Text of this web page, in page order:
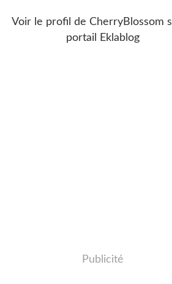
Voir le profil de CherryBlossom
portail Eklablog
Publicité